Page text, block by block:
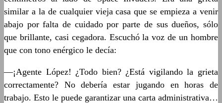
similar a la de cualquier vieja casa que se empieza a venir
abajo por falta de cuidado por parte de sus dueños, sólo
que brillante, casi cegadora. Escuchó la voz de un hombre
que con tono enérgico le decía:
—¡Agente López! ¿Todo bien? ¿Está vigilando la grieta
correctamente? No debería estar jugando en horas de
trabajo. Esto le puede garantizar una carta administrativa…